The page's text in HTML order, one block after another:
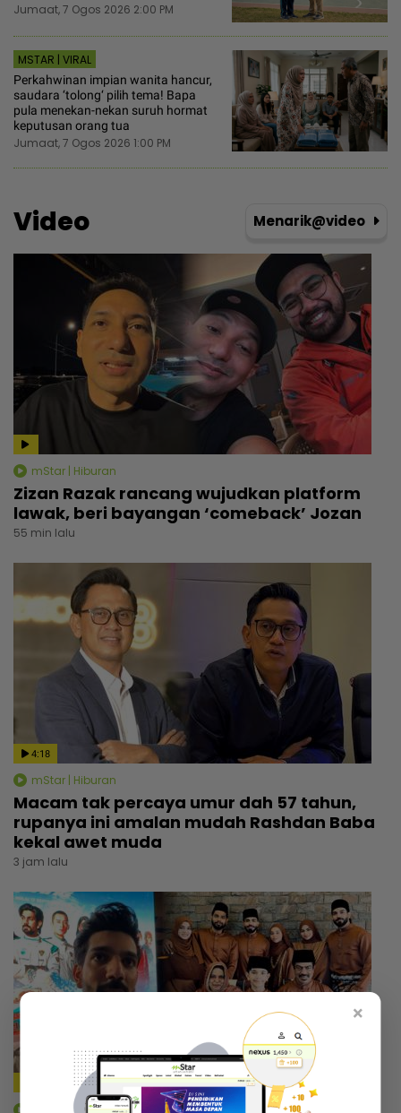
Jumaat, 7 Ogos 2026 2:00 PM
MSTAR | VIRAL
Perkahwinan impian wanita hancur,
saudara ‘tolong‘ pilih tema! Bapa
pula menekan-nekan suruh hormat
keputusan orang tua
Jumaat, 7 Ogos 2026 1:00 PM
Video Menarik@video
mStar | Hiburan
Zizan Razak rancang wujudkan platform
lawak, beri bayangan ‘comeback’ Jozan
55 min lalu
4:18
mStar | Hiburan
Macam tak percaya umur dah 57 tahun,
rupanya ini amalan mudah Rashdan Baba
kekal awet muda
3 jam lalu
mStar | Hiburan
×